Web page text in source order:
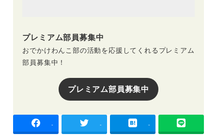
プレミアム部員募集中
おでかけわんこ部の活動を応援してくれるプレミアム
部員募集中！
プレミアム部員募集中
- - -